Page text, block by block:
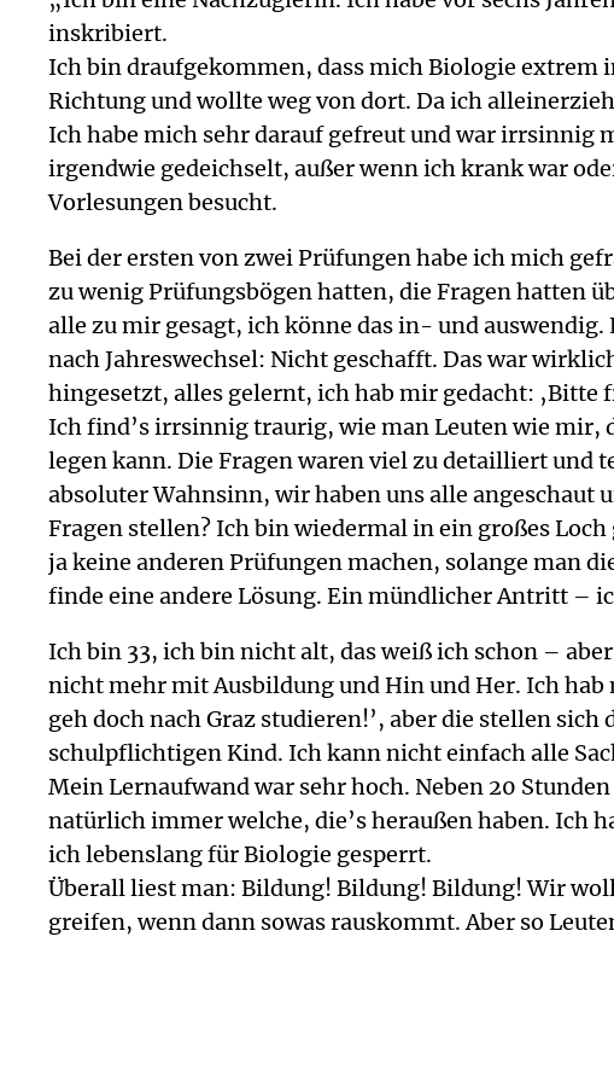
inskribiert.
Ich bin draufgekommen, dass mich Biologie extrem
Richtung und wollte weg von dort. Da ich
Ich habe mich sehr darauf gefreut und war irrsinnig
irgendwie gedeichselt, außer wenn ich krank war
Vorlesungen besucht.
Bei der ersten von zwei Prüfungen habe ich mich
zu wenig Prüfungsbögen hatten, die Fragen hatten
alle zu mir gesagt, ich könne das in- und
nach Jahreswechsel: Nicht geschafft. Das war
hingesetzt, alles gelernt, ich hab mir gedacht: ‚Bitte
Ich find’s irrsinnig traurig, wie man Leuten wie mir,
legen kann. Die Fragen waren viel zu detailliert und
absoluter Wahnsinn, wir haben uns alle angeschaut
Fragen stellen? Ich bin wiedermal in ein großes
ja keine anderen Prüfungen machen, solange man
finde eine andere Lösung. Ein mündlicher Antritt –
Ich bin 33, ich bin nicht alt, das weiß ich schon –
nicht mehr mit Ausbildung und Hin und Her. Ich hab
geh doch nach Graz studieren!’, aber die stellen
schulpflichtigen Kind. Ich kann nicht einfach alle
Mein Lernaufwand war sehr hoch. Neben 20
natürlich immer welche, die’s heraußen haben. Ich
ich lebenslang für Biologie gesperrt.
Überall liest man: Bildung! Bildung! Bildung! Wir
greifen, wenn dann sowas rauskommt. Aber so